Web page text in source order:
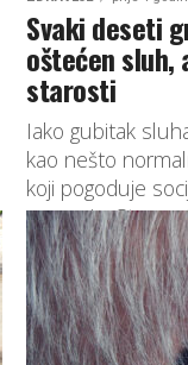
Svaki deseti
oštećen
starosti
Iako gubitak
kao nešto
koji pogoduje
paranoje.